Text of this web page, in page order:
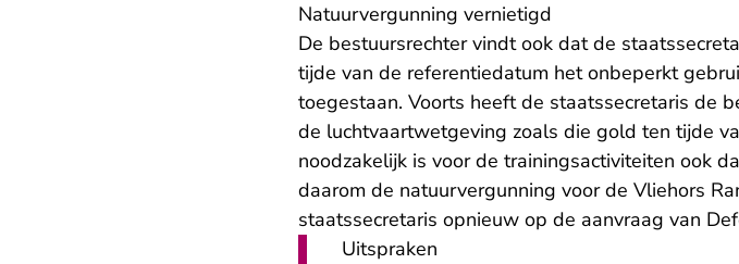
Natuurvergunning vernietigd
De bestuursrechter vindt ook dat de
tijde van de referentiedatum het onbeperkt
toegestaan. Voorts heeft de staatssecretaris de
de luchtvaartwetgeving zoals die gold ten tijde
noodzakelijk is voor de trainingsactiviteiten ook
daarom de natuurvergunning voor de Vliehors
staatssecretaris opnieuw op de aanvraag van
Uitspraken